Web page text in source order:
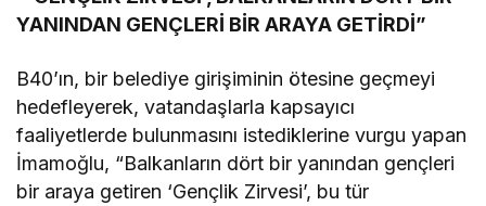
YANINDAN GENÇLERİ BİR ARAYA GETİRDİ”
B40’ın, bir belediye girişiminin ötesine geçmeyi
hedefleyerek, vatandaşlarla kapsayıcı
faaliyetlerde bulunmasını istediklerine vurgu yapan
İmamoğlu, “Balkanların dört bir yanından gençleri
bir araya getiren ‘Gençlik Zirvesi’, bu tür